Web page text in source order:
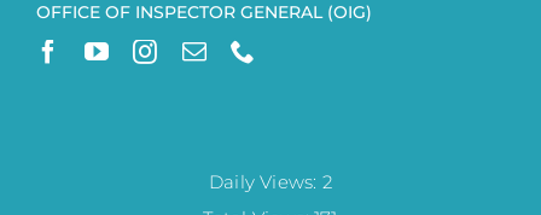
OFFICE OF INSPECTOR GENERAL (OIG)
Daily Views: 2